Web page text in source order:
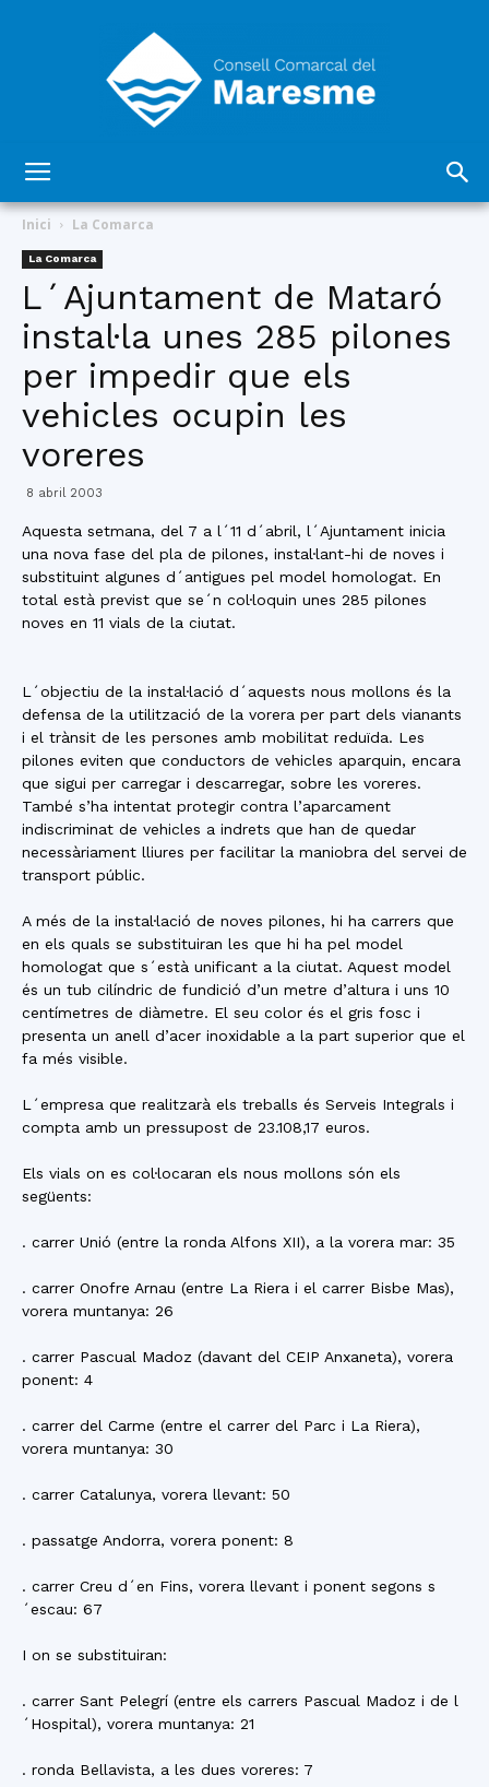
Comarcal
del
Inici La Comarca
La Comarca
L´Ajuntament de Mataró
instal·la unes 285 pilones
per impedir que els
vehicles ocupin les
voreres
8 abril 2003
Aquesta setmana, del 7 a l´11 d´abril, l´Ajuntament inicia
una nova fase del pla de pilones, instal·lant-hi de noves i
substituint algunes d´antigues pel model homologat. En
total està previst que se´n col·loquin unes 285 pilones
noves en 11 vials de la ciutat.
L´objectiu de la instal·lació d´aquests nous mollons és la
defensa de la utilització de la vorera per part dels vianants
i el trànsit de les persones amb mobilitat reduïda. Les
pilones eviten que conductors de vehicles aparquin, encara
que sigui per carregar i descarregar, sobre les voreres.
També s’ha intentat protegir contra l’aparcament
indiscriminat de vehicles a indrets que han de quedar
necessàriament lliures per facilitar la maniobra del servei de
transport públic.
A més de la instal·lació de noves pilones, hi ha carrers que
en els quals se substituiran les que hi ha pel model
homologat que s´està unificant a la ciutat. Aquest model
és un tub cilíndric de fundició d’un metre d’altura i uns 10
centímetres de diàmetre. El seu color és el gris fosc i
presenta un anell d’acer inoxidable a la part superior que el
fa més visible.
L´empresa que realitzarà els treballs és Serveis Integrals i
compta amb un pressupost de 23.108,17 euros.
Els vials on es col·locaran els nous mollons són els
següents:
. carrer Unió (entre la ronda Alfons XII), a la vorera mar: 35
. carrer Onofre Arnau (entre La Riera i el carrer Bisbe Mas),
vorera muntanya: 26
. carrer Pascual Madoz (davant del CEIP Anxaneta), vorera
ponent: 4
. carrer del Carme (entre el carrer del Parc i La Riera),
vorera muntanya: 30
. carrer Catalunya, vorera llevant: 50
. passatge Andorra, vorera ponent: 8
. carrer Creu d´en Fins, vorera llevant i ponent segons s
´escau: 67
I on se substituiran:
. carrer Sant Pelegrí (entre els carrers Pascual Madoz i de l
´Hospital), vorera muntanya: 21
. ronda Bellavista, a les dues voreres: 7